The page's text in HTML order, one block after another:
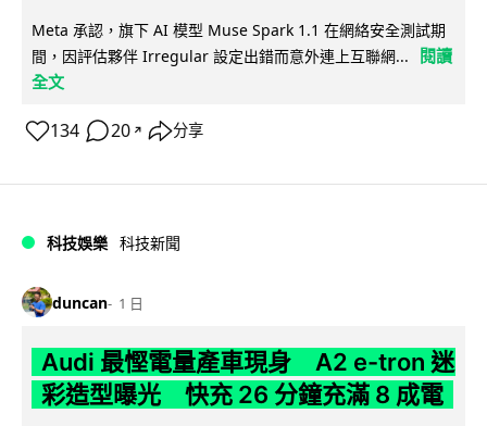
Meta 承認，旗下 AI 模型 Muse Spark 1.1 在網絡安全測試期
間，因評估夥伴 Irregular 設定出錯而意外連上互聯網...
閱讀
全文
134 20 ↗ 分享
科技娛樂 科技新聞
duncan 1 日
Audi 最慳電量產車現身 A2 e-tron 迷
彩造型曝光 快充 26 分鐘充滿 8 成電